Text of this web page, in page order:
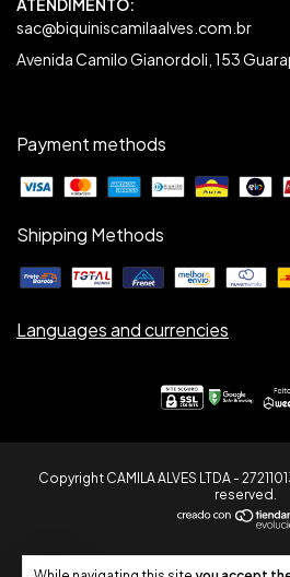
sac@biquiniscamilaalves.com.br
Avenida Camilo Gianordoli, 153
Payment methods
Shipping Methods
Languages and currencies
Copyright CAMILA ALVES LTDA -
reserved.